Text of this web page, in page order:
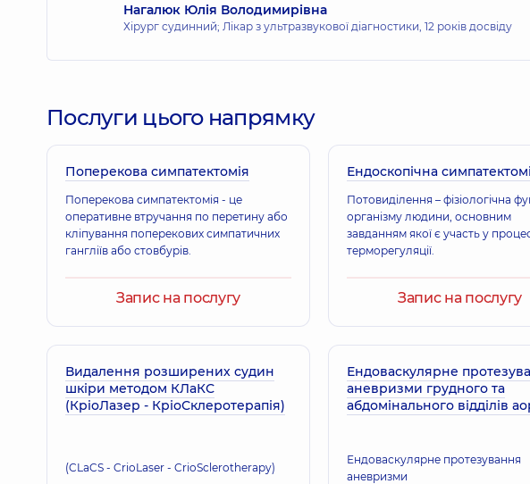
Нагалюк Юлія Володимирівна
Хірург судинний; Лікар з ультразвукової діагностики, 12 років досвіду
Послуги цього напрямку
Поперекова симпатектомія
Поперекова симпатектомія - це
оперативне втручання по перетину або
кліпування поперекових симпатичних
гангліїв або стовбурів.
Запис на послугу
Ендоскопічна
Потовиділення – фізіологічна
організму людини, основним
завданням якої є участь у
терморегуляції.
Запис на послугу
Видалення розширених судин
шкіри методом КЛаКС
(КріоЛазер - КріоСклеротерапія)
(CLaCS - CrioLaser - CrioSclerotherapy)
Ендоваскулярне
аневризми грудного та
абдомінального відділів
Ендоваскулярне протезування
аневризми